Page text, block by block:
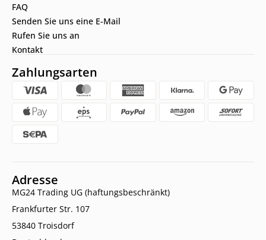
FAQ
Senden Sie uns eine E-Mail
Rufen Sie uns an
Kontakt
Zahlungsarten
Adresse
MG24 Trading UG (haftungsbeschränkt)
Frankfurter Str. 107
53840 Troisdorf